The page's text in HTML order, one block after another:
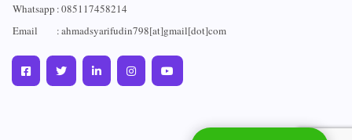
Whatsapp :085117458214
Email
:ahmadsyarifudin798[at]gmail[dot]com